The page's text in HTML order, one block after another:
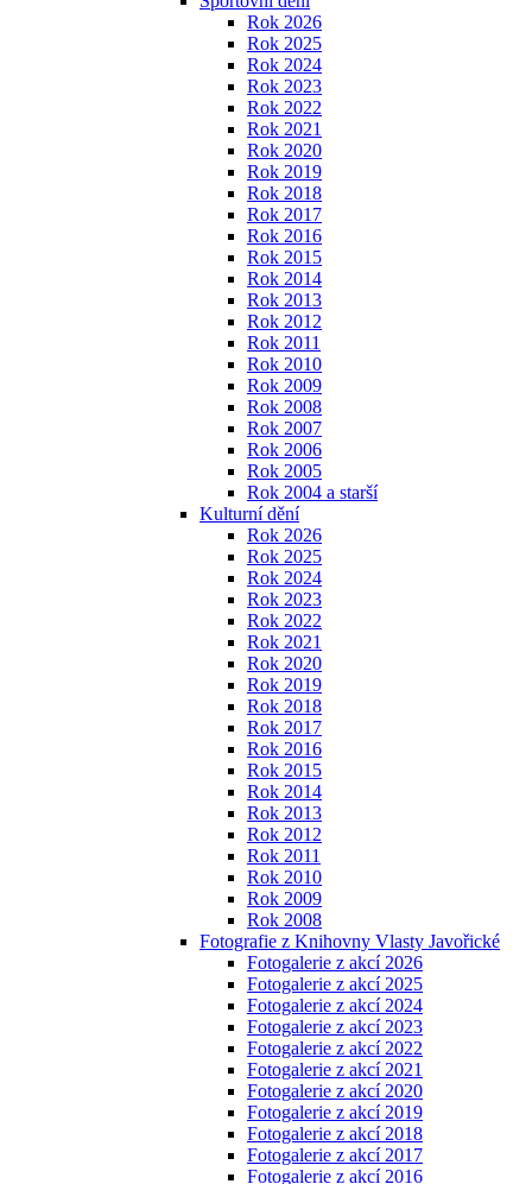
Rok 2026
Rok 2025
Rok 2024
Rok 2023
Rok 2022
Rok 2021
Rok 2020
Rok 2019
Rok 2018
Rok 2017
Rok 2016
Rok 2015
Rok 2014
Rok 2013
Rok 2012
Rok 2011
Rok 2010
Rok 2009
Rok 2008
Rok 2007
Rok 2006
Rok 2005
Rok 2004 a starší
Kulturní dění
Rok 2026
Rok 2025
Rok 2024
Rok 2023
Rok 2022
Rok 2021
Rok 2020
Rok 2019
Rok 2018
Rok 2017
Rok 2016
Rok 2015
Rok 2014
Rok 2013
Rok 2012
Rok 2011
Rok 2010
Rok 2009
Rok 2008
Fotografie z Knihovny Vlasty Javořické
Fotogalerie z akcí 2026
Fotogalerie z akcí 2025
Fotogalerie z akcí 2024
Fotogalerie z akcí 2023
Fotogalerie z akcí 2022
Fotogalerie z akcí 2021
Fotogalerie z akcí 2020
Fotogalerie z akcí 2019
Fotogalerie z akcí 2018
Fotogalerie z akcí 2017
Fotogalerie z akcí 2016